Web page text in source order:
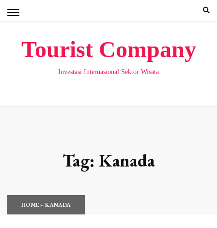
Tourist Company
Investasi Internasional Sektor Wisata
Tag: Kanada
HOME»KANADA